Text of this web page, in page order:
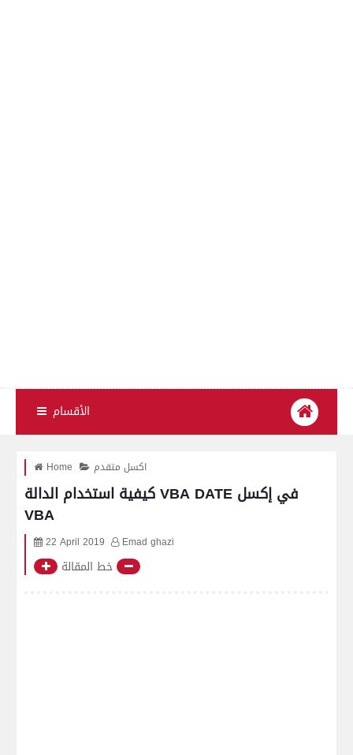
الأقسام
Home اكسل متقدم
كيفية استخدام الدالة VBA DATE في إكسل
VBA
22 April 2019 Emad ghazi
خط المقالة